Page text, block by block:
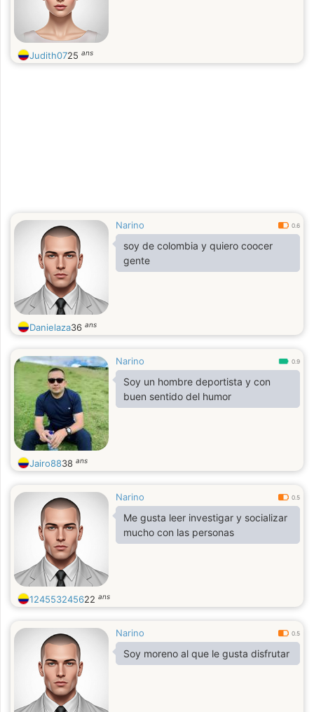
Judith0725 ans
Narino 0.6
soy de colombia y quiero coocer
gente
Danielaza36 ans
Narino 0.9
Soy un hombre deportista y con
buen sentido del humor
Jairo8838 ans
Narino 0.5
Me gusta leer investigar y socializar
mucho con las personas
124553245622 ans
Narino 0.5
Soy moreno al que le gusta disfrutar